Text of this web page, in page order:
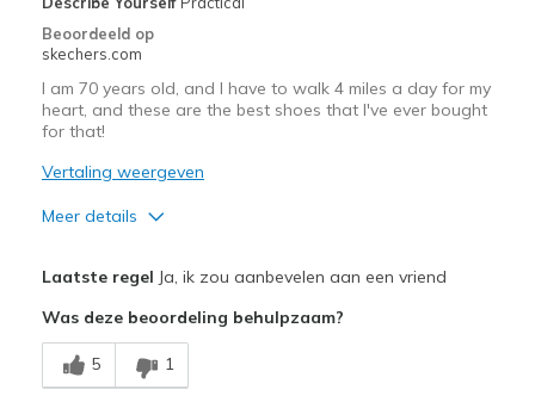
Beoordeeld op
skechers.com
I am 70 years old, and I have to walk 4 miles a day for my
heart, and these are the best shoes that I've ever bought
for that!
Vertaling weergeven
Meer details
Breathe Well
Comfortable
Laatste regel Ja, ik zou aanbevelen aan een vriend
Was deze beoordeling behulpzaam?
5 1